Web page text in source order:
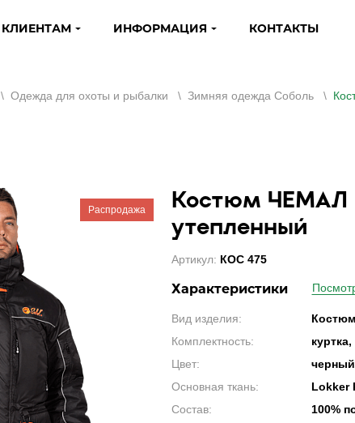
КЛИЕНТАМ ИНФОРМАЦИЯ КОНТАКТЫ
\ Одежда для охоты и рыбалки \ Зимняя одежда Соболь \
Распродажа
Костюм ЧЕМАЛ
утепленный
Артикул: КОС 475
Характеристики
Вид изделия:
Костюм
Комплектность:
Цвет:
Основная ткань:
Lokker
Состав:
100%